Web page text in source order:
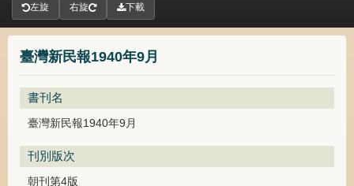
臺灣新民報1940年9月
書刊名
臺灣新民報1940年9月
刊別版次
朝刊第4版
左旋 右旋 下載